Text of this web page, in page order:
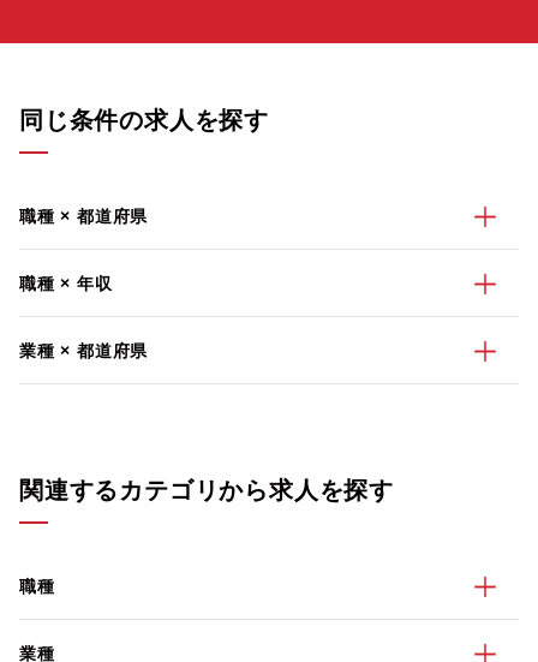
同じ条件の求人を探す
職種 × 都道府県
職種 × 年収
業種 × 都道府県
関連するカテゴリから求人を探す
職種
業種